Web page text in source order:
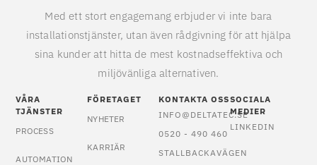
Med ett stort engagemang erbjuder vi inte bara
installationstjänster, utan även rådgivning för att hjälpa
sina kunder att hitta de mest kostnadseffektiva och
miljövänliga alternativen.
VÅRA
TJÄNSTER
PROCESS
AUTOMATION
FÖRETAGET
NYHETER
KARRIÄR
KONTAKTA OSS
INFO@DELTATEC.SE
0520 - 490 460
STALLBACKAVÄGEN
SOCIALA
MEDIER
LINKEDIN